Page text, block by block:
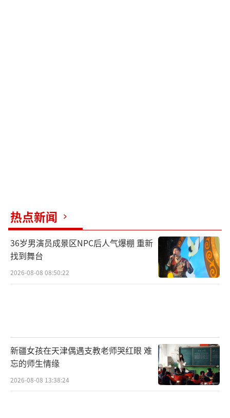
热点新闻
36岁男演员成景区NPC后人气爆棚 重新
找到舞台
2026-08-08 08:50:22
新疆女孩在天津偶遇支教老师哭红眼 难
忘的师生情缘
2026-08-08 13:38:24